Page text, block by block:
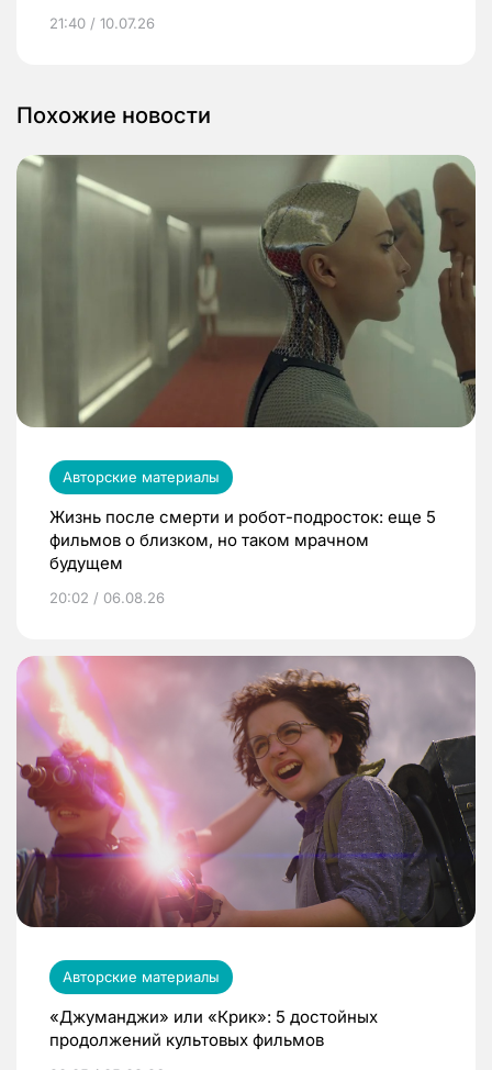
21:40 / 10.07.26
Похожие новости
Авторские материалы
Жизнь после смерти и робот-подросток: еще 5
фильмов о близком, но таком мрачном
будущем
20:02 / 06.08.26
Авторские материалы
«Джуманджи» или «Крик»: 5 достойных
продолжений культовых фильмов